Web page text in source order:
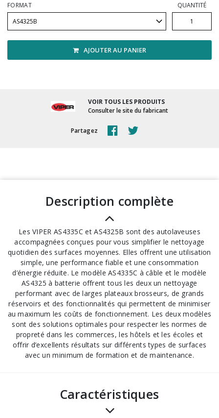
FORMAT QUANTITÉ
AJOUTER AU PANIER
VOIR TOUS LES PRODUITS
Consulter le site du fabricant
Partagez
description complète
Les VIPER AS4335C et AS4325B sont des autolaveuses
accompagnées conçues pour vous simplifier le nettoyage
quotidien des surfaces moyennes. Elles offrent une utilisation
simple, une performance fiable et une consommation
d’énergie réduite. Le modèle AS4335C à câble et le modèle
AS4325 à batterie offrent tous les deux un nettoyage
performant avec de larges plateaux brosseurs, de grands
réservoirs et des fonctionnalités qui permettent de minimiser
au maximum les coûts de fonctionnement. Les deux modèles
sont des solutions optimales pour respecter les normes de
propreté dans les commerces, les hôtels et les écoles et
offrir d’excellents résultats sur différents types de surfaces
avec un minimum de formation et de maintenance.
Caractéristiques